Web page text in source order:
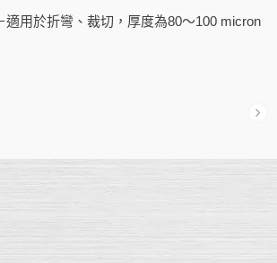
適用於折彎、裁切，厚度為80～100 micron